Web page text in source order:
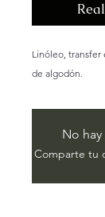
Linóleo, transfer
de algodón.
No
Comparte tu